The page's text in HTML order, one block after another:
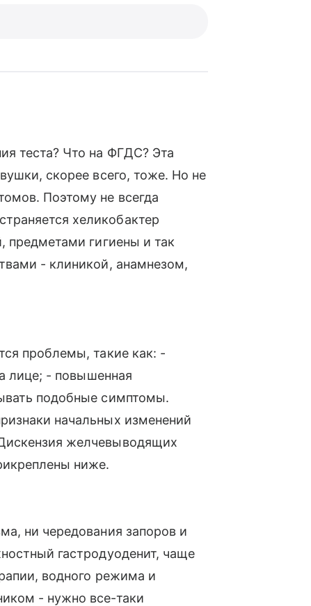
теста? Что на ФГДС? Эта
скорее всего, тоже. Но не
Поэтому не всегда
хеликобактер
предметами гигиены и так
- клиникой, анамнезом,
проблемы, такие как: -
лице; - повышенная
подобные симптомы.
начальных изменений
желчевыводящих
ниже.
ни чередования запоров и
гастродуоденит, чаще
водного режима и
- нужно все-таки